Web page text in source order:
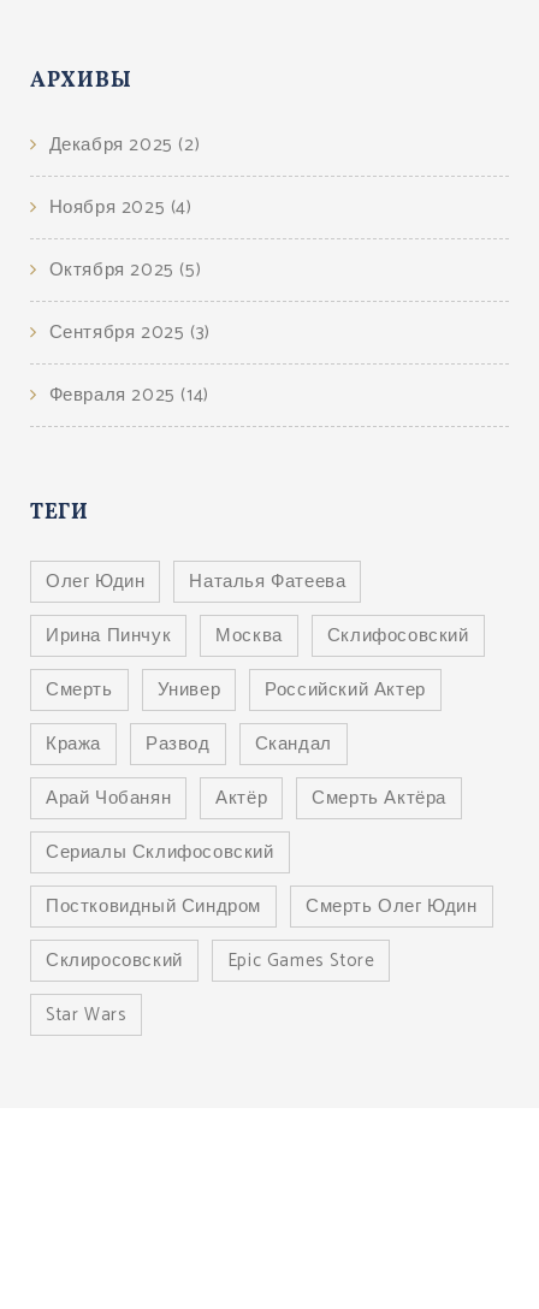
АРХИВЫ
Декабря 2025 (2)
Ноября 2025 (4)
Октября 2025 (5)
Сентября 2025 (3)
Февраля 2025 (14)
ТЕГИ
Олег Юдин
Наталья Фатеева
Ирина Пинчук
Москва
Склифосовский
Смерть
Универ
Российский Актер
Кража
Развод
Скандал
Арай Чобанян
Актёр
Смерть Актёра
Сериалы Склифосовский
Постковидный Синдром
Смерть Олег Юдин
Склиросовский
Epic Games Store
Star Wars